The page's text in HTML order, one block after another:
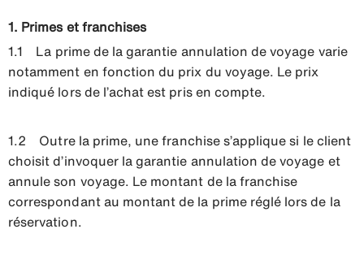
1. Primes et franchises
1.1 La prime de la garantie annulation de voyage varie
notamment en fonction du prix du voyage. Le prix
indiqué lors de l’achat est pris en compte.
1.2 Outre la prime, une franchise s’applique si le client
choisit d’invoquer la garantie annulation de voyage et
annule son voyage. Le montant de la franchise
correspondant au montant de la prime réglé lors de la
réservation.